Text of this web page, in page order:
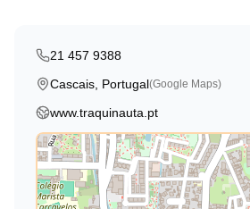
21 457 9388
Cascais, Portugal(Google Maps)
www.traquinauta.pt